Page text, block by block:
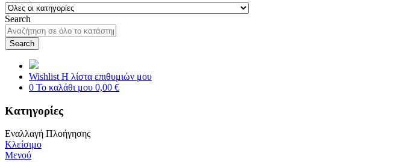
Search
Search
Wishlist Η λίστα επιθυμιών μου
0 Το καλάθι μου 0,00 €
Κατηγορίες
Εναλλαγή Πλοήγησης
Κλείσιμο
Μενού